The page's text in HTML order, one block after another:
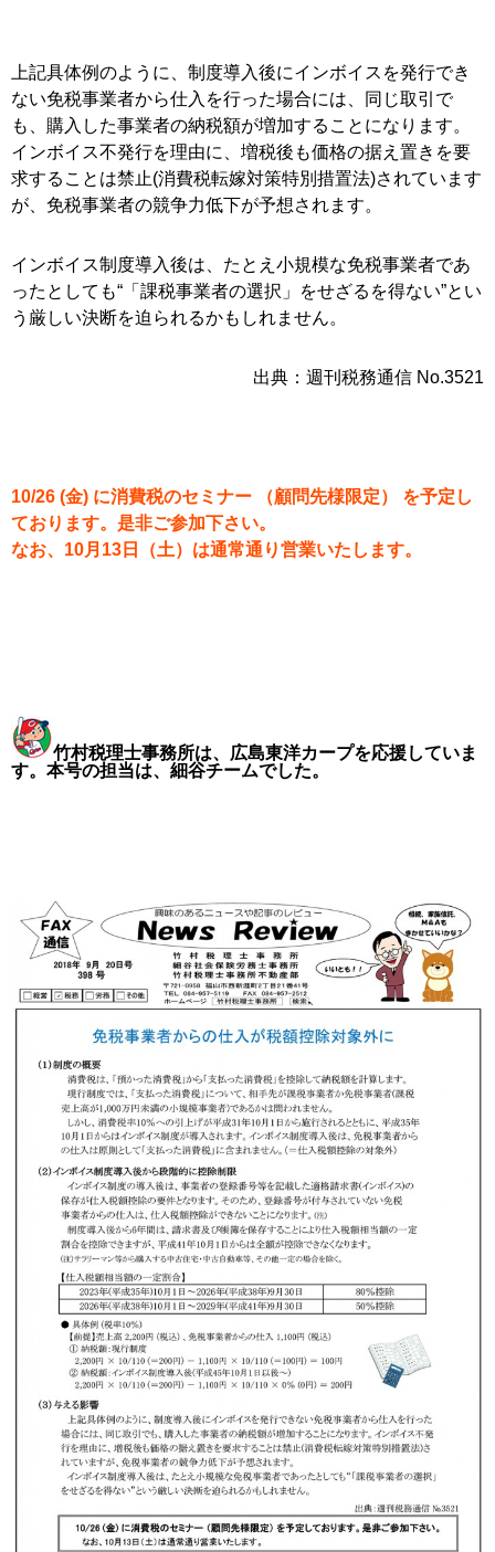
上記具体例のように、制度導入後にインボイスを発行でき
ない免税事業者から仕入を行った場合には、同じ取引で
も、購入した事業者の納税額が増加することになります。
インボイス不発行を理由に、増税後も価格の据え置きを要
求することは禁止(消費税転嫁対策特別措置法)されています
が、免税事業者の競争力低下が予想されます。
インボイス制度導入後は、たとえ小規模な免税事業者であ
ったとしても“「課税事業者の選択」をせざるを得ない”とい
う厳しい決断を迫られるかもしれません。
出典：週刊税務通信 No.3521
10/26 (金) に消費税のセミナー （顧問先様限定） を予定し
ております。是非ご参加下さい。
なお、10月13日（土）は通常通り営業いたします。
竹村税理士事務所は、広島東洋カープを応援していま
す。本号の担当は、細谷チームでした。